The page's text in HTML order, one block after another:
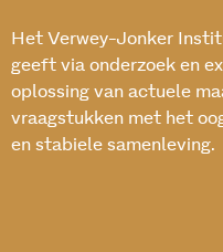
Het Verwey-Jonker
geeft via onderzoek en
oplossing van actuele
vraagstukken met het
en stabiele samenleving.